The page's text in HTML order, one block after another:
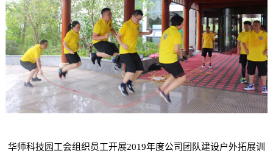
华师科技园工会组织员工开展2019年度公司团队建设户外拓展训